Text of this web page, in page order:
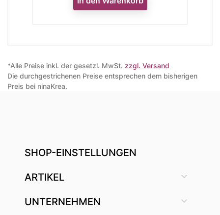
*Alle Preise inkl. der gesetzl. MwSt. zzgl. Versand
Die durchgestrichenen Preise entsprechen dem bisherigen
Preis bei ninaKrea.
SHOP-EINSTELLUNGEN
ARTIKEL 
UNTERNEHMEN 